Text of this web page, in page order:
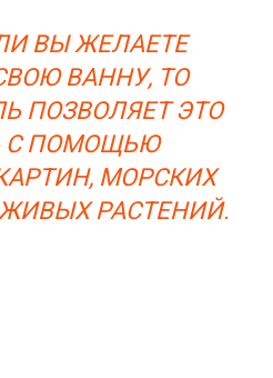
ВЫ ЖЕЛАЕТЕ
ВАННУ, ТО
ПОЗВОЛЯЕТ ЭТО
С ПОМОЩЬЮ
МОРСКИХ
РАСТЕНИЙ.